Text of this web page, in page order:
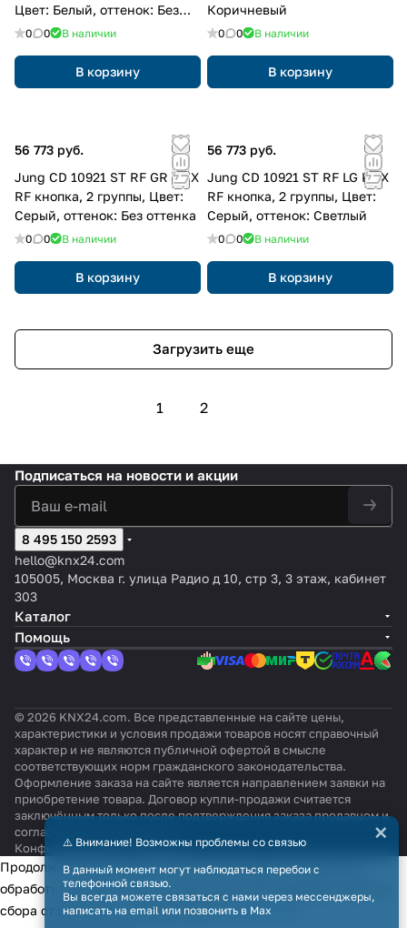
Цвет: Белый, оттенок: Без
оттенка
0 0 В наличии
В корзину
Коричневый
0 0 В наличии
В корзину
56 773 руб.
Jung CD 10921 ST RF GR KNX
RF кнопка, 2 группы, Цвет:
Серый, оттенок: Без оттенка
0 0 В наличии
В корзину
56 773 руб.
Jung CD 10921 ST RF LG KNX
RF кнопка, 2 группы, Цвет:
Серый, оттенок: Светлый
0 0 В наличии
В корзину
Загрузить еще
1 2
Подписаться на новости и акции
8 495 150 2593
hello@knx24.com
105005, Москва г. улица Радио д 10, стр 3, 3 этаж, кабинет
303
Каталог
Помощь
© 2026 KNX24.com. Все представленные на сайте цены,
характеристики и условия продажи товаров носят справочный
характер и не являются публичной офертой в смысле
соответствующих норм гражданского законодательства.
Оформление заказа на сайте является направлением заявки на
приобретение товара. Договор купли-продажи считается
заключённым только после подтверждения заказа продавцом и
согласования всех условий.
КонфиденциальностьОферта
⚠️ Внимание! Возможны проблемы со связью
В данный момент могут наблюдаться перебои с
телефонной связью.
Вы всегда можете связаться с нами через мессенджеры,
написать на email или позвонить в Max
×
Продолжая использовать наш сайт, вы даёте согласие на
обработку файлов cookie в целях функционирования сайта и
сбора статистики в соответствии сполитикой